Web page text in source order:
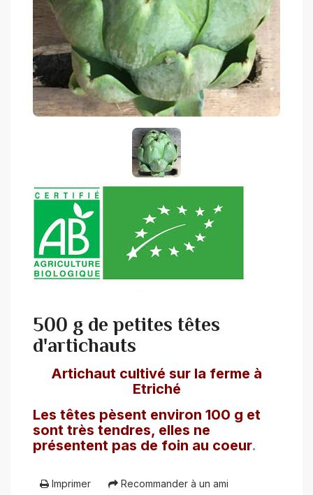
500 g de petites têtes
d'artichauts
Artichaut cultivé sur la ferme à
Etriché
Les têtes pèsent environ 100 g et
sont très tendres, elles ne
présentent pas de foin au coeur.
Imprimer Recommander à un ami